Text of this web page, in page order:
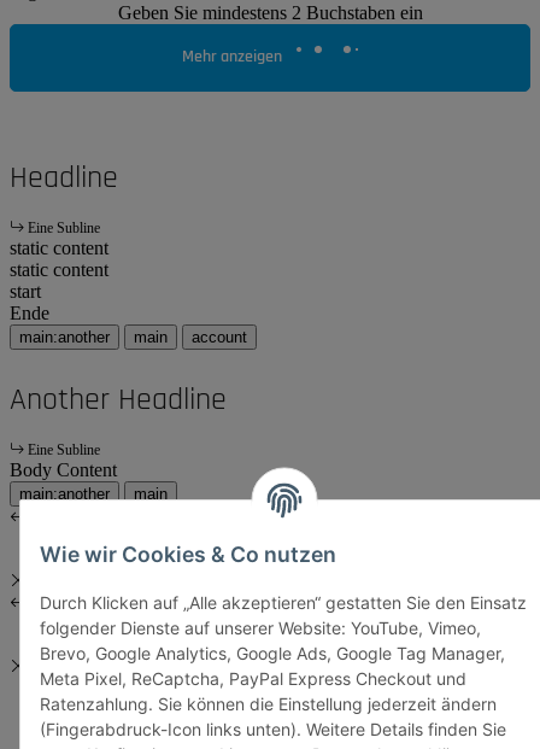
Wie wir Cookies & Co nutzen
Durch Klicken auf „Alle akzeptieren“ gestatten Sie den Einsatz
folgender Dienste auf unserer Website: YouTube, Vimeo,
Brevo, Google Analytics, Google Ads, Google Tag Manager,
Meta Pixel, ReCaptcha, PayPal Express Checkout und
Ratenzahlung. Sie können die Einstellung jederzeit ändern
(Fingerabdruck-Icon links unten). Weitere Details finden Sie
Geben Sie mindestens 2 Buchstaben ein
Mehr anzeigen
Headline
Eine Subline
static content
static content
start
Ende
main:another main account
Another Headline
Eine Subline
Body Content
main:another main